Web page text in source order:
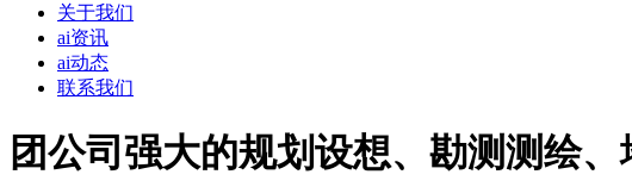
关于我们
ai资讯
ai动态
联系我们
团公司强大的规划设想、勘测测绘、